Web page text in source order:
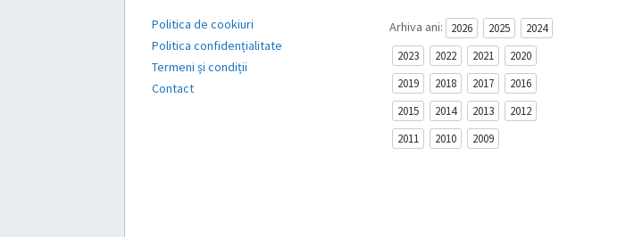
Politica de cookiuri
Politica confidențialitate
Termeni și condiții
Contact
Arhiva ani: 2026 2025
2024
2023
2022 2021
2020
2019
2018 2017
2016
2015
2014 2013
2012
2011
2010 2009